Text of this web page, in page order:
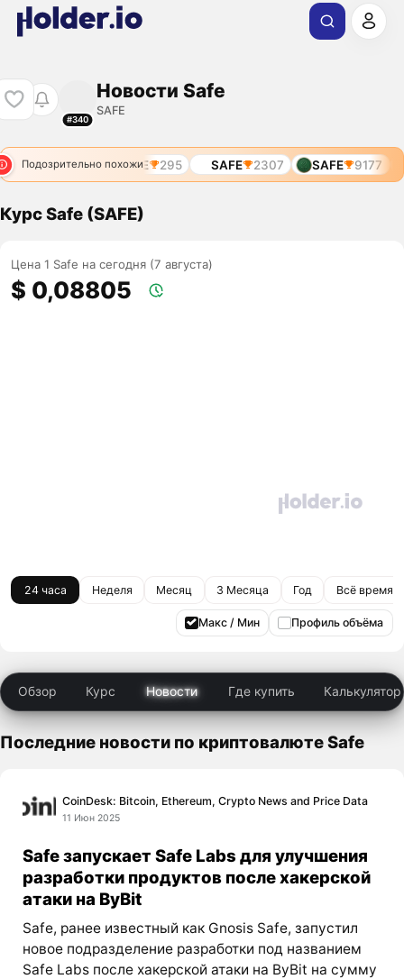
#340
Новости Safe
SAFE
Подозрительно похожи
SAFE 295 SAFE 2307 SAFE 9177
Курс Safe (SAFE)
Цена 1 Safe на сегодня (7 августа)
$ 0,08805
24 часа Неделя Месяц 3 Месяца Год Всё время
Макс / Мин Профиль объёма
Обзор Курс Новости Где купить Калькулятор
Последние новости по криптовалюте Safe
CoinDesk: Bitcoin, Ethereum, Crypto News and Price Data
11 Июн 2025
Safe запускает Safe Labs для улучшения
разработки продуктов после хакерской
атаки на ByBit
Safe, ранее известный как Gnosis Safe, запустил
новое подразделение разработки под названием
Safe Labs после хакерской атаки на ByBit на сумму